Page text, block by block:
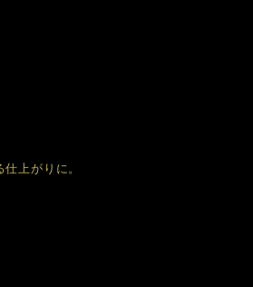
上がりに。